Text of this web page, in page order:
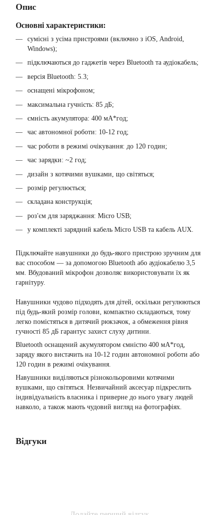
Опис
Основні характеристики:
сумісні з усіма пристроями (включно з iOS, Android,
Windows);
підключаються до гаджетів через Bluetooth та аудіокабель;
версія Bluetooth: 5.3;
оснащені мікрофоном;
максимальна гучність: 85 дБ;
ємність акумулятора: 400 мА*год;
час автономної роботи: 10-12 год;
час роботи в режимі очікування: до 120 годин;
час зарядки: ~2 год;
дизайн з котячими вушками, що світяться;
розмір регулюється;
складана конструкція;
роз'єм для заряджання: Micro USB;
у комплекті зарядний кабель Micro USB та кабель AUX.
Підключайте навушники до будь-якого пристрою зручним для
вас способом — за допомогою Bluetooth або аудіокабелю 3,5
мм. Вбудований мікрофон дозволяє використовувати їх як
гарнітуру.
Навушники чудово підходять для дітей, оскільки регулюються
під будь-який розмір голови, компактно складаються, тому
легко помістяться в дитячий рюкзачок, а обмеження рівня
гучності 85 дБ гарантує захист слуху дитини.
Bluetooth оснащений акумулятором ємністю 400 мА*год,
заряду якого вистачить на 10-12 годин автономної роботи або
120 годин в режимі очікування.
Навушники виділяються різнокольоровими котячими
вушками, що світяться. Незвичайний аксесуар підкреслить
індивідуальність власника і приверне до нього увагу людей
навколо, а також мають чудовий вигляд на фотографіях.
Відгуки